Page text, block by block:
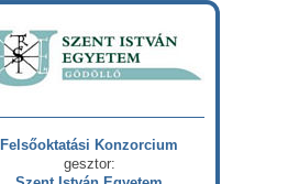
Felsőoktatási Konzorcium
gesztor: